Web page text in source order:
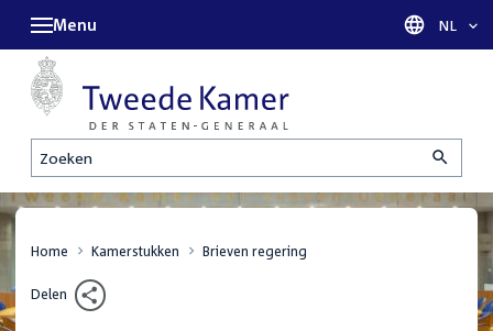
Zoeken
Menu Taal
NL
Home Kamerstukken Brieven regering
Delen